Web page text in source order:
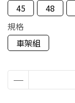
45
48
規格
車架組